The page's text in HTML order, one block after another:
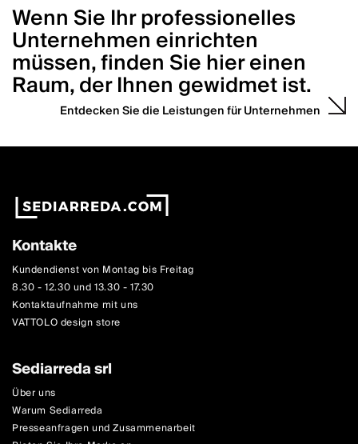
Wenn Sie Ihr professionelles
Unternehmen einrichten
müssen, finden Sie hier einen
Raum, der Ihnen gewidmet ist.
Entdecken Sie die Leistungen für Unternehmen
Kontakte
Kundendienst von Montag bis Freitag
8.30 - 12.30 und 13.30 - 17.30
Kontaktaufnahme mit uns
VATTOLO design store
Sediarreda srl
Über uns
Warum Sediarreda
Presseanfragen und Zusammenarbeit